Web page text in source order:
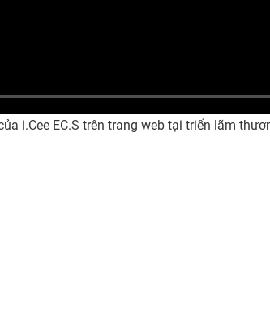
i.Cee EC.S trên trang web tại triển lãm